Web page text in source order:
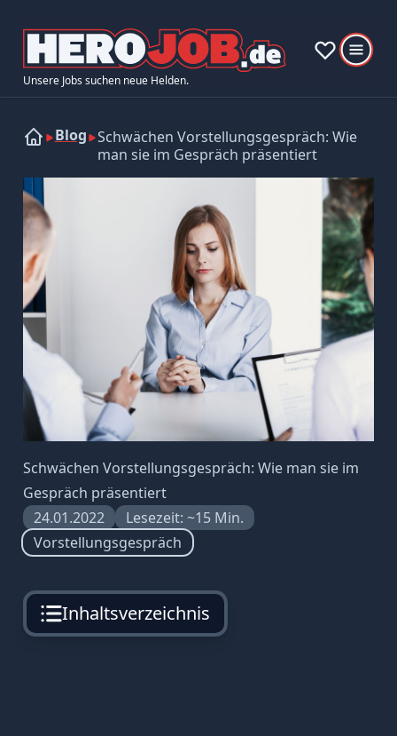
Unsere Jobs suchen neue Helden.
Blog Schwächen Vorstellungsgespräch: Wie
man sie im Gespräch präsentiert
Schwächen Vorstellungsgespräch: Wie man sie im
Gespräch präsentiert
24.01.2022
Lesezeit: ~15 Min.
Vorstellungsgespräch
Inhaltsverzeichnis